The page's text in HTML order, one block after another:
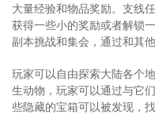
大量经验和物品奖励。支线
获得一些小的奖励或者解锁
副本挑战和集会，通过和其
玩家可以自由探索大陆各个
生动物，玩家可以通过与它
些隐藏的宝箱可以被发现，